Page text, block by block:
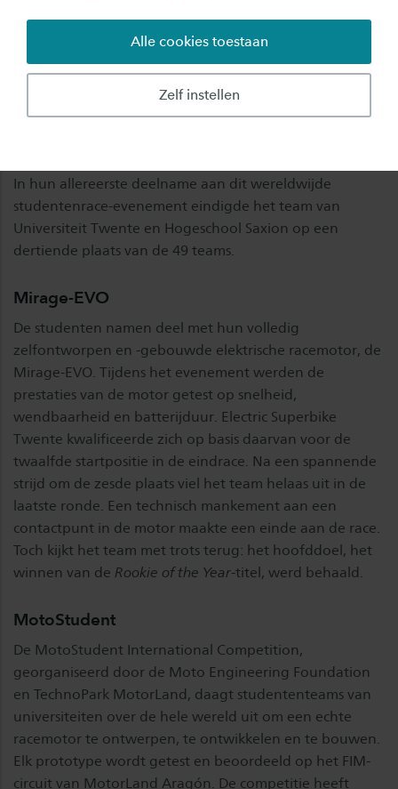
Zelf instellen
Alle cookies toestaan
Bij de internationale MotoStudent-competitie
in het Spaanse Aragón is Electric Superbike
Twente uitgeroepen tot Rookie of the Year.
In hun allereerste deelname aan dit wereldwijde
studentenrace-evenement eindigde het team van
Universiteit Twente en Hogeschool Saxion op een
dertiende plaats van de 49 teams.
Mirage-EVO
De studenten namen deel met hun volledig
zelfontworpen en -gebouwde elektrische racemotor, de
Mirage-EVO. Tijdens het evenement werden de
prestaties van de motor getest op snelheid,
wendbaarheid en batterijduur. Electric Superbike
Twente kwalificeerde zich op basis daarvan voor de
twaalfde startpositie in de eindrace. Na een spannende
strijd om de zesde plaats viel het team helaas uit in de
laatste ronde. Een technisch mankement aan een
contactpunt in de motor maakte een einde aan de race.
Toch kijkt het team met trots terug: het hoofddoel, het
winnen van de Rookie of the Year-titel, werd behaald.
MotoStudent
De MotoStudent International Competition,
georganiseerd door de Moto Engineering Foundation
en TechnoPark MotorLand, daagt studententeams van
universiteiten over de hele wereld uit om een echte
racemotor te ontwerpen, te ontwikkelen en te bouwen.
Elk prototype wordt getest en beoordeeld op het FIM-
circuit van MotorLand Aragón. De competitie heeft